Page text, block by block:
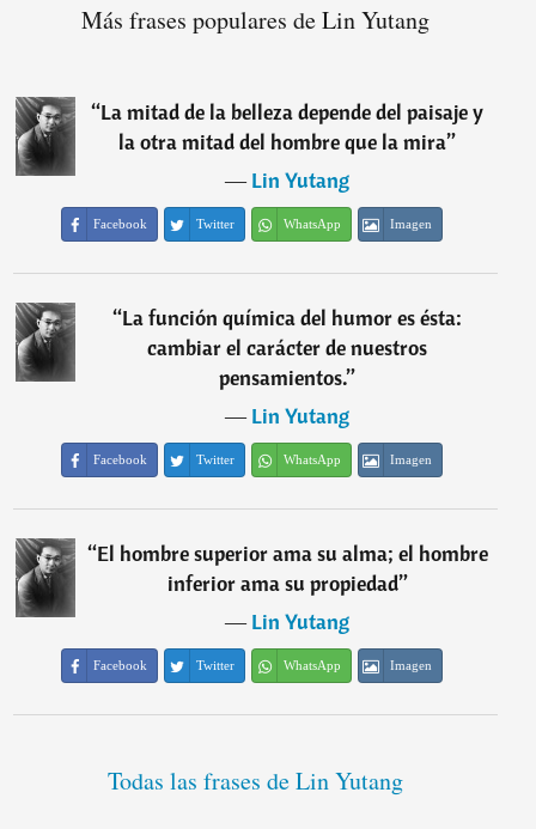
Más frases populares de Lin Yutang
“La mitad de la belleza depende del paisaje y
la otra mitad del hombre que la mira”
―Lin Yutang
Facebook Twitter WhatsApp Imagen
“La función química del humor es ésta:
cambiar el carácter de nuestros
pensamientos.”
―Lin Yutang
Facebook Twitter WhatsApp Imagen
“El hombre superior ama su alma; el hombre
inferior ama su propiedad”
―Lin Yutang
Facebook Twitter WhatsApp Imagen
Todas las frases de Lin Yutang